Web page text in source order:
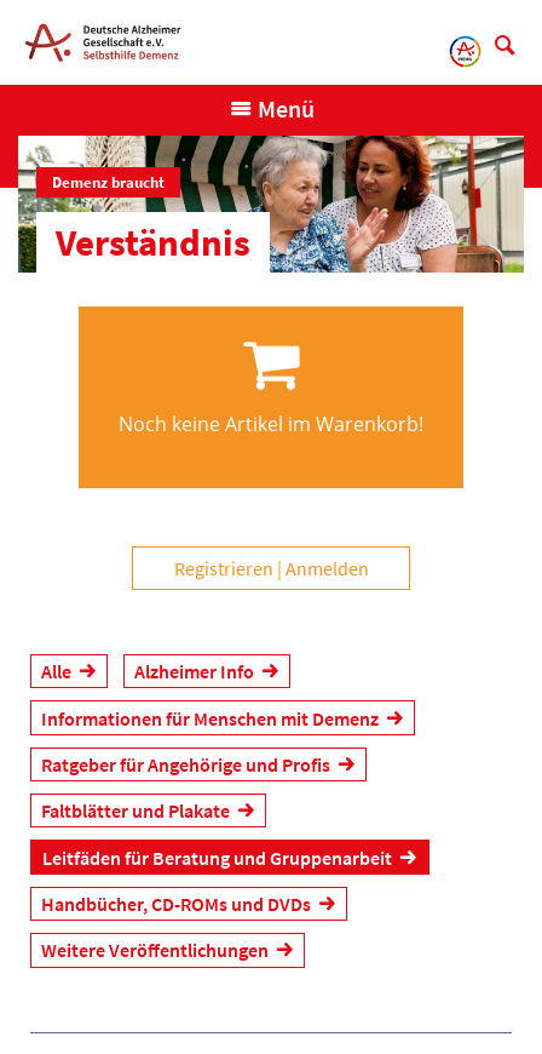
Menü
Demenz braucht
Verständnis
Noch keine Artikel im Warenkorb!
Registrieren Anmelden
Alle
Alzheimer Info
Informationen für Menschen mit Demenz
Ratgeber für Angehörige und Profis
Faltblätter und Plakate
Leitfäden für Beratung und Gruppenarbeit
Handbücher, CD-ROMs und DVDs
Weitere Veröffentlichungen